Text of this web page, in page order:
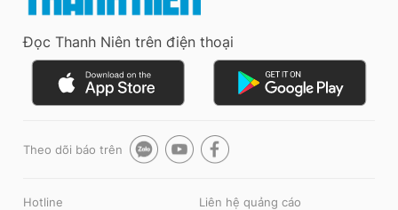
Đọc Thanh Niên trên điện thoại
Theo dõi báo trên
Hotline Liên hệ quảng cáo